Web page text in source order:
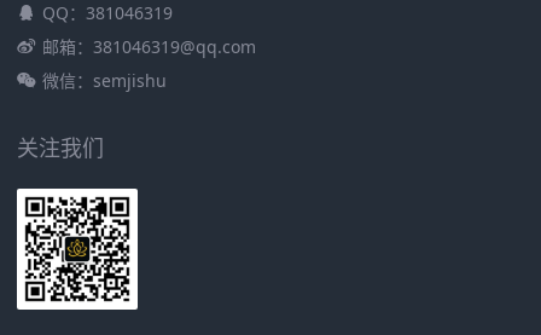
QQ：381046319
邮箱：381046319@qq.com
微信：semjishu
关注我们